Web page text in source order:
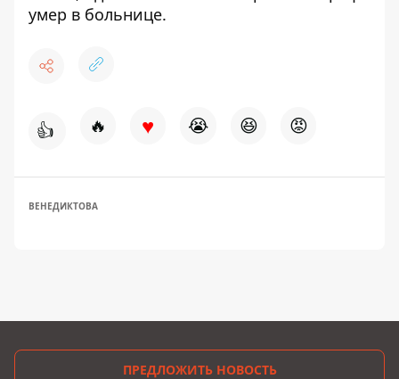
умер в больнице.
👍 🔥 ♥ 😭 😆 😡
ВЕНЕДИКТОВА
ПРЕДЛОЖИТЬ НОВОСТЬ